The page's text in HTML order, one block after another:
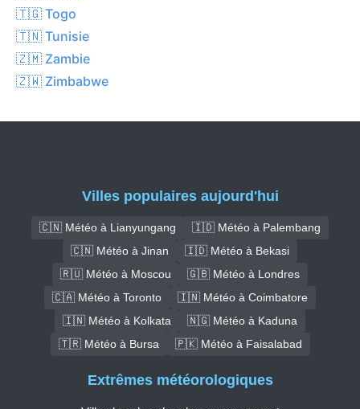
🇹🇬 Togo
🇹🇳 Tunisie
🇿🇲 Zambie
🇿🇼 Zimbabwe
Villes populaires aujourd'hui
🇨🇳 Météo à Lianyungang
🇮🇩 Météo à Palembang
🇨🇳 Météo à Jinan
🇮🇩 Météo à Bekasi
🇷🇺 Météo à Moscou
🇬🇧 Météo à Londres
🇨🇦 Météo à Toronto
🇮🇳 Météo à Coimbatore
🇮🇳 Météo à Kolkata
🇳🇬 Météo à Kaduna
🇹🇷 Météo à Bursa
🇵🇰 Météo à Faisalabad
Extrêmes météorologiques